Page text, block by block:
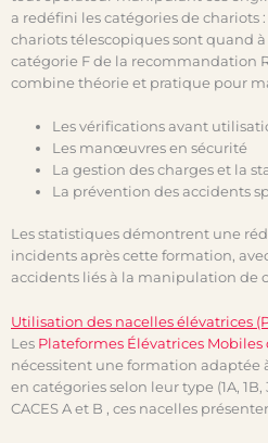
a redéfini les catégories de chariots :
chariots télescopiques sont quand
catégorie F de la recommandation
combine théorie et pratique pour
Les vérifications avant
Les manœuvres en sécurité
La gestion des charges et la
La prévention des accidents
Les statistiques démontrent une
incidents après cette formation,
accidents liés à la manipulation de
Utilisation des nacelles élévatrices
Les Plateformes Élévatrices Mobiles
nécessitent une formation adaptée
en catégories selon leur type (1A, 1B,
CACES A et B , ces nacelles